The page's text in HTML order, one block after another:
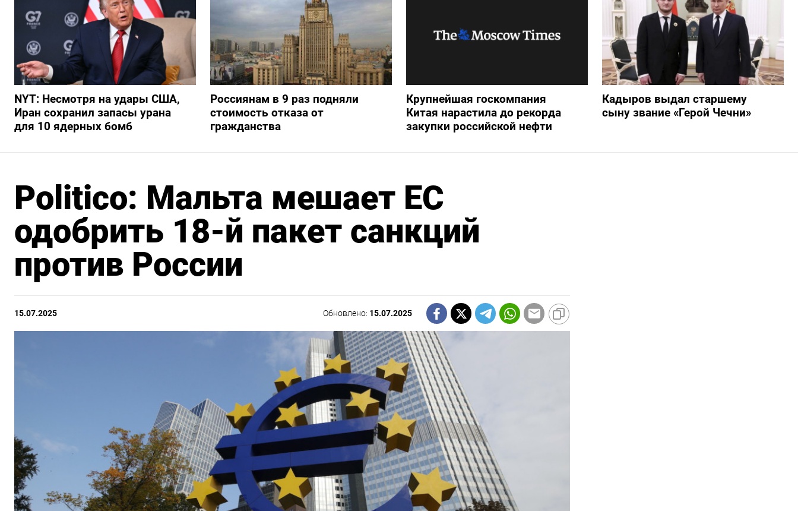
NYT: Несмотря на удары США,
Иран сохранил запасы урана
для 10 ядерных бомб
Россиянам в 9 раз подняли
стоимость отказа от
гражданства
Крупнейшая госкомпания
Китая нарастила до рекорда
закупки российской нефти
Кадыров выдал старшему
сыну звание «Герой Чечни»
Politico: Мальта мешает ЕС
одобрить 18-й пакет санкций
против России
15.07.2025 Обновлено: 15.07.2025